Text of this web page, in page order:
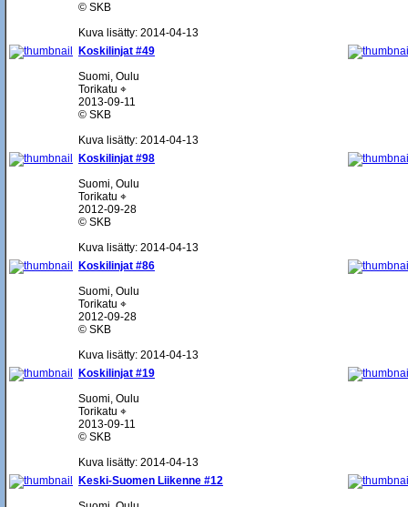
© SKB
Kuva lisätty: 2014-04-13
Koskilinjat #49
Suomi, Oulu
Torikatu ⌖
2013-09-11
© SKB
Kuva lisätty: 2014-04-13
Koskilinjat #98
Suomi, Oulu
Torikatu ⌖
2012-09-28
© SKB
Kuva lisätty: 2014-04-13
Koskilinjat #86
Suomi, Oulu
Torikatu ⌖
2012-09-28
© SKB
Kuva lisätty: 2014-04-13
Koskilinjat #19
Suomi, Oulu
Torikatu ⌖
2013-09-11
© SKB
Kuva lisätty: 2014-04-13
Keski-Suomen Liikenne #12